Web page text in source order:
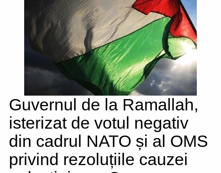
Guvernul de la Ramallah,
isterizat de votul negativ
din cadrul NATO și al OMS
privind rezoluțiile cauzei